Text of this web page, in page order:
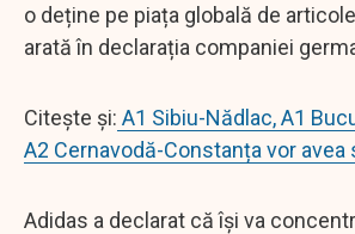
o deține pe piața globală de
arată în declarația companiei
Citește și: A1 Sibiu-Nădlac, A1
A2 Cernavodă-Constanța vor
Adidas a declarat că își va